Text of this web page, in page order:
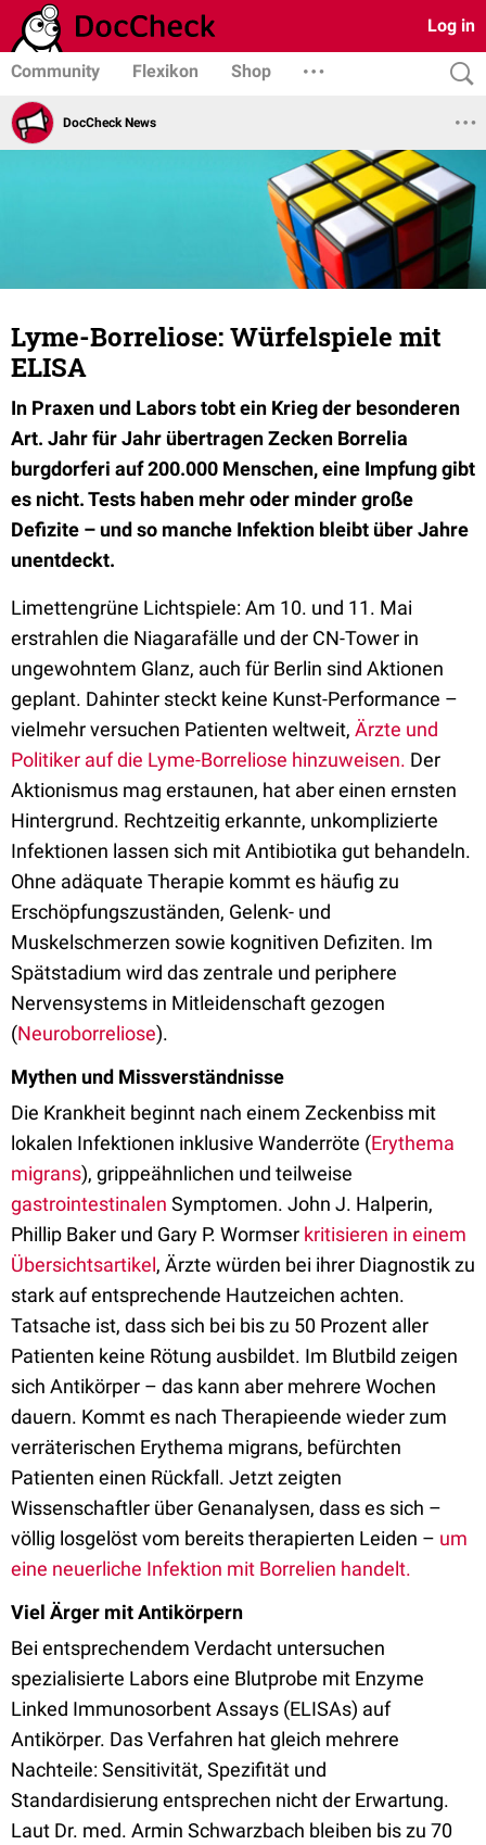
Log in
Community Flexikon Shop
DocCheck News
Lyme-Borreliose: Würfelspiele mit
ELISA
In Praxen und Labors tobt ein Krieg der besonderen
Art. Jahr für Jahr übertragen Zecken Borrelia
burgdorferi auf 200.000 Menschen, eine Impfung gibt
es nicht. Tests haben mehr oder minder große
Defizite – und so manche Infektion bleibt über Jahre
unentdeckt.
Limettengrüne Lichtspiele: Am 10. und 11. Mai
erstrahlen die Niagarafälle und der CN-Tower in
ungewohntem Glanz, auch für Berlin sind Aktionen
geplant. Dahinter steckt keine Kunst-Performance –
vielmehr versuchen Patienten weltweit, Ärzte und
Politiker auf die Lyme-Borreliose hinzuweisen. Der
Aktionismus mag erstaunen, hat aber einen ernsten
Hintergrund. Rechtzeitig erkannte, unkomplizierte
Infektionen lassen sich mit Antibiotika gut behandeln.
Ohne adäquate Therapie kommt es häufig zu
Erschöpfungszuständen, Gelenk- und
Muskelschmerzen sowie kognitiven Defiziten. Im
Spätstadium wird das zentrale und periphere
Nervensystems in Mitleidenschaft gezogen
(Neuroborreliose).
Mythen und Missverständnisse
Die Krankheit beginnt nach einem Zeckenbiss mit
lokalen Infektionen inklusive Wanderröte (Erythema
migrans), grippeähnlichen und teilweise
gastrointestinalen Symptomen. John J. Halperin,
Phillip Baker und Gary P. Wormser kritisieren in einem
Übersichtsartikel, Ärzte würden bei ihrer Diagnostik zu
stark auf entsprechende Hautzeichen achten.
Tatsache ist, dass sich bei bis zu 50 Prozent aller
Patienten keine Rötung ausbildet. Im Blutbild zeigen
sich Antikörper – das kann aber mehrere Wochen
dauern. Kommt es nach Therapieende wieder zum
verräterischen Erythema migrans, befürchten
Patienten einen Rückfall. Jetzt zeigten
Wissenschaftler über Genanalysen, dass es sich –
völlig losgelöst vom bereits therapierten Leiden – um
eine neuerliche Infektion mit Borrelien handelt.
Viel Ärger mit Antikörpern
Bei entsprechendem Verdacht untersuchen
spezialisierte Labors eine Blutprobe mit Enzyme
Linked Immunosorbent Assays (ELISAs) auf
Antikörper. Das Verfahren hat gleich mehrere
Nachteile: Sensitivität, Spezifität und
Standardisierung entsprechen nicht der Erwartung.
Laut Dr. med. Armin Schwarzbach bleiben bis zu 70